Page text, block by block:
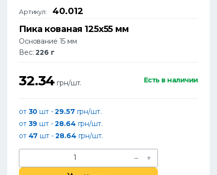
Артикул:
40.012
Пика кованая 125х55 мм
Основание 15 мм
Вес:226 г
32.34 грн/шт. Есть в наличии
от 30 шт -29.57 грн/шт.
от 39 шт -28.64 грн/шт.
от 47 шт -28.64 грн/шт.